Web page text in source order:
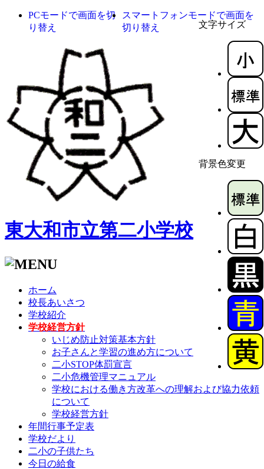
文字サイズ
背景色変更
PCモードで画面を切
り替え
スマートフォンモードで画面を
切り替え
東大和市立第二小学校
ホーム
校長あいさつ
学校紹介
学校経営方針
いじめ防止対策基本方針
お子さんと学習の進め方について
二小STOP体罰宣言
二小危機管理マニュアル
学校における働き方改革への理解および協力依頼
について
学校経営方針
年間行事予定表
学校だより
二小の子供たち
今日の給食